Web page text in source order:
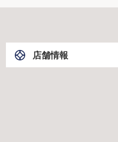
店舗情報